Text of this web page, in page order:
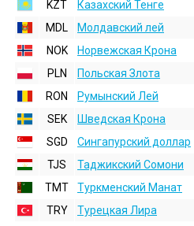
KZT
Казахский Тенге
MDL
Молдавский лей
NOK
Норвежская Крона
PLN
Польская Злота
RON
Румынский Лей
SEK
Шведская Крона
SGD
Сингапурский доллар
TJS
Таджикский Сомони
TMT
Туркменский Манат
TRY
Турецкая Лира